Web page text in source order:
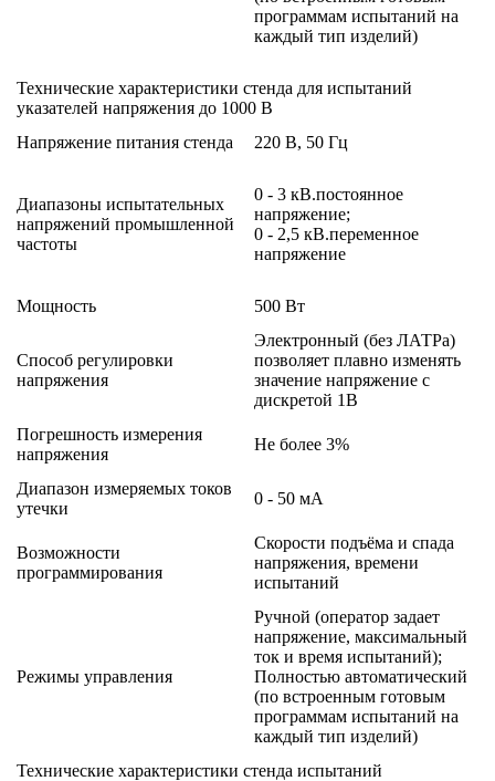
программам испытаний на
каждый тип изделий)
Технические характеристики стенда для испытаний
указателей напряжения до 1000 В
Напряжение питания стенда
220 В, 50 Гц
Диапазоны испытательных
напряжений промышленной
частоты
0 - 3 кВ.постоянное
напряжение;
0 - 2,5 кВ.переменное
напряжение
Мощность 500 Вт
Способ регулировки
напряжения
Электронный (без ЛАТРа)
позволяет плавно изменять
значение напряжение с
дискретой 1В
Погрешность измерения
напряжения
Не более 3%
Диапазон измеряемых токов
утечки
0 - 50 мА
Возможности
программирования
Скорости подъёма и спада
напряжения, времени
испытаний
Режимы управления
Ручной (оператор задает
напряжение, максимальный
ток и время испытаний);
Полностью автоматический
(по встроенным готовым
программам испытаний на
каждый тип изделий)
Технические характеристики стенда испытаний